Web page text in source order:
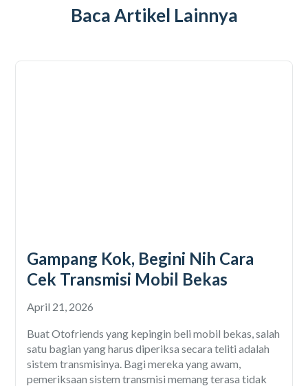
Baca Artikel Lainnya
Gampang Kok, Begini Nih Cara
Cek Transmisi Mobil Bekas
April 21, 2026
Buat Otofriends yang kepingin beli mobil bekas, salah
satu bagian yang harus diperiksa secara teliti adalah
sistem transmisinya. Bagi mereka yang awam,
pemeriksaan sistem transmisi memang terasa tidak